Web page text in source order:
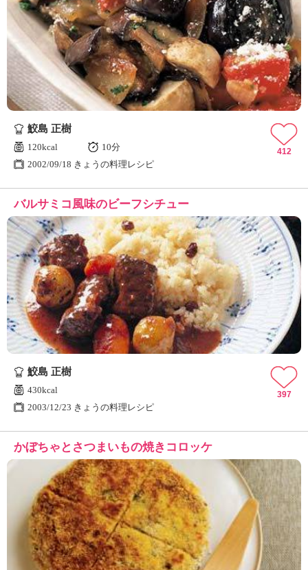
鮫島 正樹
120kcal
10分
2002/09/18 きょうの料理レシピ
412
バルサミコ風味のビーフシチュー
鮫島 正樹
430kcal
2003/12/23 きょうの料理レシピ
397
かぼちゃとさつまいもの焼きコロッケ